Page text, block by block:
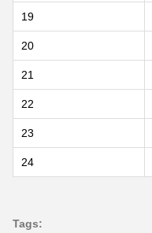
19
20
21
22
23
24
Tags: